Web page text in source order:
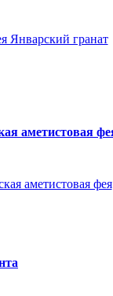
аметистовая